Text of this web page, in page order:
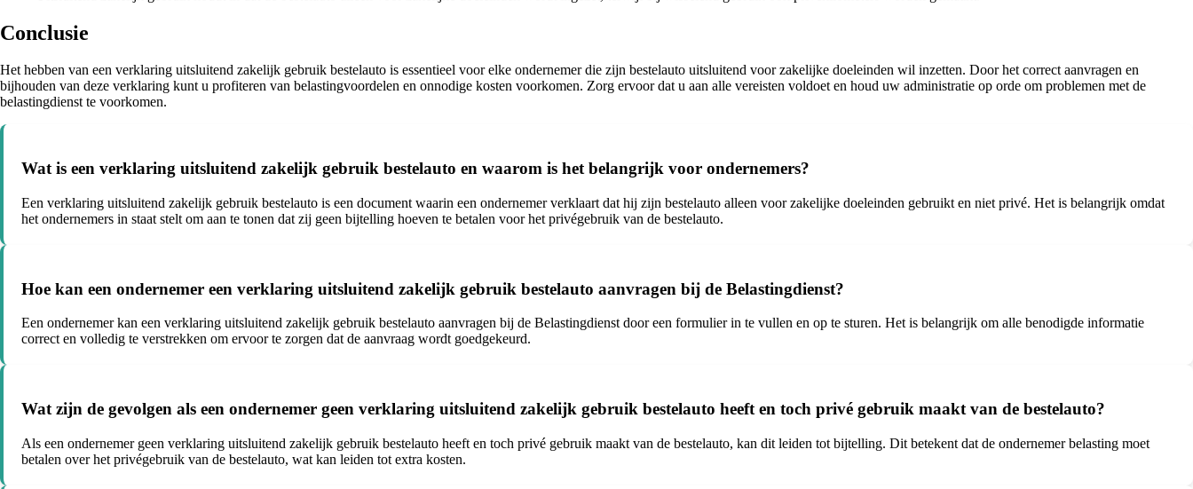
Conclusie
Het hebben van een verklaring uitsluitend zakelijk gebruik bestelauto is essentieel voor elke ondernemer die zijn bestelauto uitsluitend voor zakelijke doeleinden wil inzetten. Door het correct aanvragen en
bijhouden van deze verklaring kunt u profiteren van belastingvoordelen en onnodige kosten voorkomen. Zorg ervoor dat u aan alle vereisten voldoet en houd uw administratie op orde om problemen met de
belastingdienst te voorkomen.
Wat is een verklaring uitsluitend zakelijk gebruik bestelauto en waarom is het belangrijk voor ondernemers?
Een verklaring uitsluitend zakelijk gebruik bestelauto is een document waarin een ondernemer verklaart dat hij zijn bestelauto alleen voor zakelijke doeleinden gebruikt en niet privé. Het is belangrijk omdat
het ondernemers in staat stelt om aan te tonen dat zij geen bijtelling hoeven te betalen voor het privégebruik van de bestelauto.
Hoe kan een ondernemer een verklaring uitsluitend zakelijk gebruik bestelauto aanvragen bij de Belastingdienst?
Een ondernemer kan een verklaring uitsluitend zakelijk gebruik bestelauto aanvragen bij de Belastingdienst door een formulier in te vullen en op te sturen. Het is belangrijk om alle benodigde informatie
correct en volledig te verstrekken om ervoor te zorgen dat de aanvraag wordt goedgekeurd.
Wat zijn de gevolgen als een ondernemer geen verklaring uitsluitend zakelijk gebruik bestelauto heeft en toch privé gebruik maakt van de bestelauto?
Als een ondernemer geen verklaring uitsluitend zakelijk gebruik bestelauto heeft en toch privé gebruik maakt van de bestelauto, kan dit leiden tot bijtelling. Dit betekent dat de ondernemer belasting moet
betalen over het privégebruik van de bestelauto, wat kan leiden tot extra kosten.